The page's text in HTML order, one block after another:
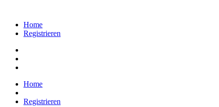
Home
Registrieren
Home
Registrieren